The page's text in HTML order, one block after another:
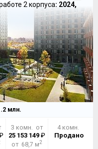
2 корпуса: 2024,
млн.
3 комн. от
25 153 149 ₽
от 68,7 м2
4 комн.
Продано